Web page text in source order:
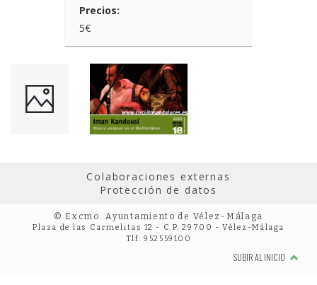
Precios:
5€
Colaboraciones externas
Protección de datos
© Excmo. Ayuntamiento de Vélez-Málaga
Plaza de las Carmelitas 12 - C.P. 29700 - Vélez-Málaga
Tlf: 952559100
SUBIR AL INICIO